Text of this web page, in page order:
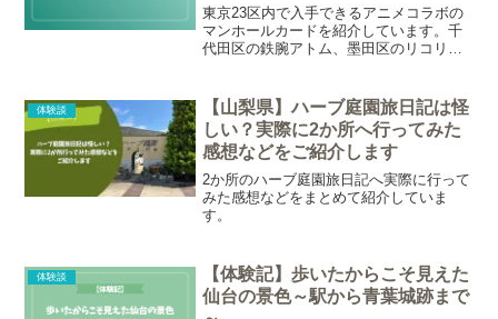
東京23区内で入手できるアニメコラボの
マンホールカードを紹介しています。千
代田区の鉄腕アトム、墨田区のリコリ
体験談
【山梨県】ハーブ庭園旅日記は怪
しい？実際に2か所へ行ってみた
感想などをご紹介します
2か所のハーブ庭園旅日記へ実際に行って
みた感想などをまとめて紹介していま
す。
体験談
【体験記】歩いたからこそ見えた
仙台の景色～駅から青葉城跡まで